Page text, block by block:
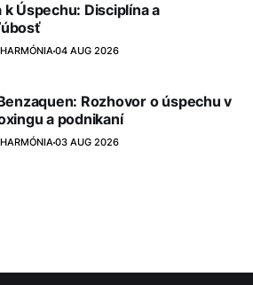
k Úspechu: Disciplína a
04 AUG 2026
Rozhovor o úspechu v
a podnikaní
03 AUG 2026